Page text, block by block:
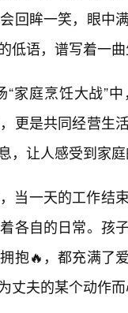
回眸一笑，眼中
语，谱写着一曲
家庭烹饪大战”
更是共同经营生
让人感受到家庭
当一天的工作结
各自的日常。孩
抱🔥，都充满了
夫的某个动作而